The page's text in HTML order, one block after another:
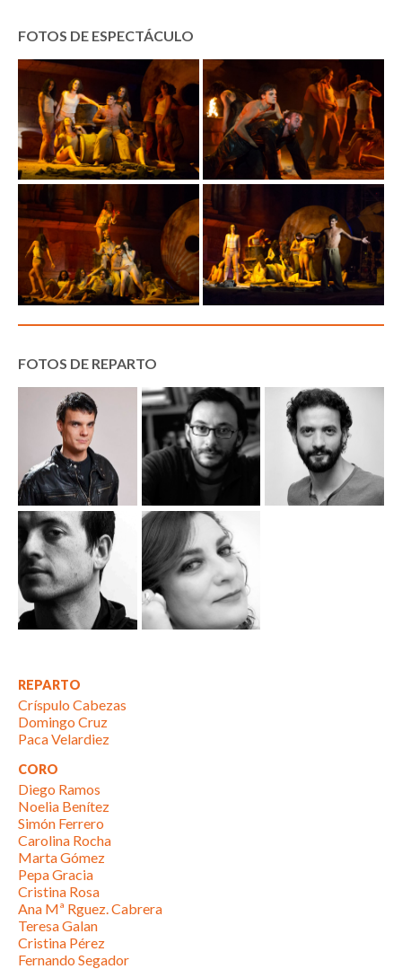
FOTOS DE ESPECTÁCULO
FOTOS DE REPARTO
REPARTO
Críspulo Cabezas
Domingo Cruz
Paca Velardiez
CORO
Diego Ramos
Noelia Benítez
Simón Ferrero
Carolina Rocha
Marta Gómez
Pepa Gracia
Cristina Rosa
Ana Mª Rguez. Cabrera
Teresa Galan
Cristina Pérez
Fernando Segador